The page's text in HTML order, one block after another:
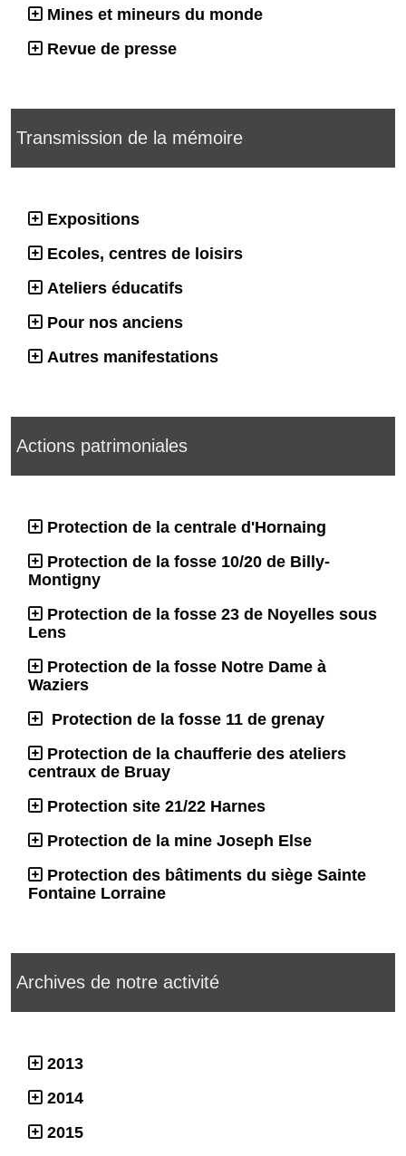
Mines et mineurs du monde
Revue de presse
Transmission de la mémoire
Expositions
Ecoles, centres de loisirs
Ateliers éducatifs
Pour nos anciens
Autres manifestations
Actions patrimoniales
Protection de la centrale d'Hornaing
Protection de la fosse 10/20 de Billy-
Montigny
Protection de la fosse 23 de Noyelles sous
Lens
Protection de la fosse Notre Dame à
Waziers
Protection de la fosse 11 de grenay
Protection de la chaufferie des ateliers
centraux de Bruay
Protection site 21/22 Harnes
Protection de la mine Joseph Else
Protection des bâtiments du siège Sainte
Fontaine Lorraine
Archives de notre activité
2013
2014
2015